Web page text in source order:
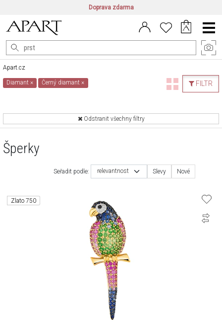
Doprava zdarma
CZ/CZK | EN/EUR PL/PLN
Main
Menu
Apart.cz
FILTR
Diamant× Černý diamant×
Odstranit všechny filtry
Šperky
Seřadit podle: relevantnost Slevy Nové
Zlato 750